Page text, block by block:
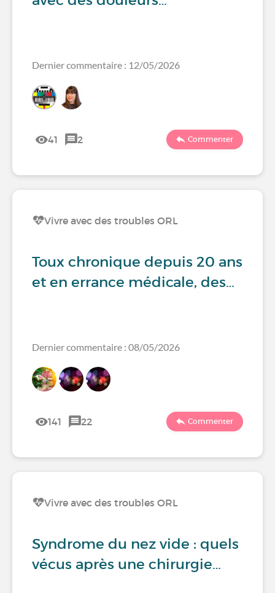
Dernier commentaire : 12/05/2026
41 2 Commenter
Vivre avec des troubles ORL
Toux chronique depuis 20 ans
et en errance médicale, des…
Dernier commentaire : 08/05/2026
141 22 Commenter
Vivre avec des troubles ORL
Syndrome du nez vide : quels
vécus après une chirurgie…